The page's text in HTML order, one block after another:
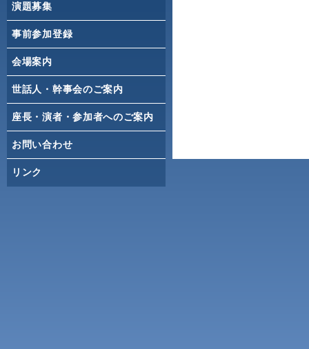
演題募集
事前参加登録
会場案内
世話人・幹事会のご案内
座長・演者・参加者へのご案内
お問い合わせ
リンク